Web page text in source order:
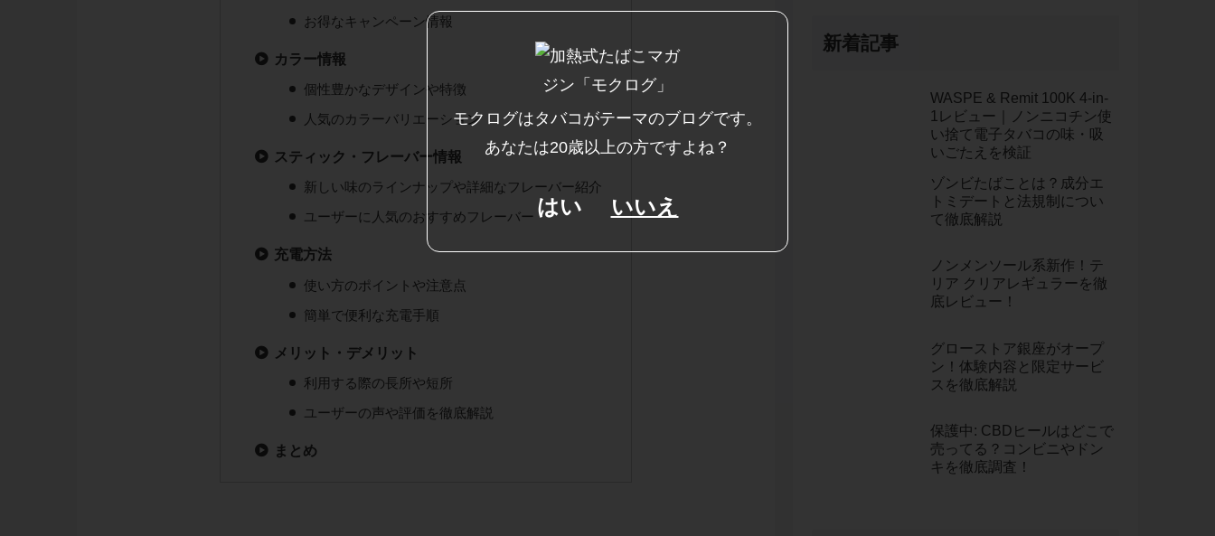
お得なキャンペーン情報
カラー情報
個性豊かなデザインや特徴
人気のカラーバリエーション
スティック・フレーバー情報
新しい味のラインナップや詳細なフレーバー紹介
ユーザーに人気のおすすめフレーバー
充電方法
使い方のポイントや注意点
簡単で便利な充電手順
メリット・デメリット
利用する際の長所や短所
ユーザーの声や評価を徹底解説
まとめ
新着記事
WASPE & Remit 100K 4-in-
1レビュー｜ノンニコチン使
い捨て電子タバコの味・吸
いごたえを検証
ゾンビたばことは？成分エ
トミデートと法規制につい
て徹底解説
ノンメンソール系新作！テ
リア クリアレギュラーを徹
底レビュー！
グローストア銀座がオープ
ン！体験内容と限定サービ
スを徹底解説
保護中: CBDヒールはどこで
売ってる？コンビニやドン
キを徹底調査！
モクログはタバコがテーマのブログです。
あなたは20歳以上の方ですよね？
はい いいえ